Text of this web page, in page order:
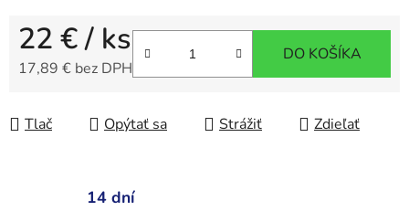
22 €/ ks
17,89 € bez DPH
DO KOŠÍKA
Tlač Opýtať sa Strážiť Zdieľať
14 dní